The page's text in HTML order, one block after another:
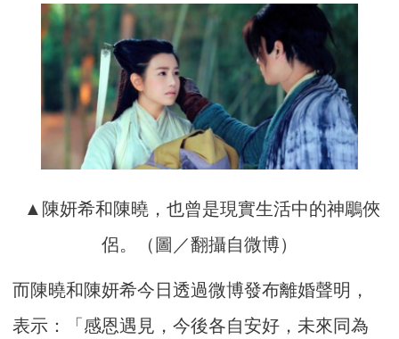
▲陳妍希和陳曉，也曾是現實生活中的神鵰俠
侶。（圖／翻攝自微博）
而陳曉和陳妍希今日透過微博發布離婚聲明，
表示：「感恩遇見，今後各自安好，未來同為